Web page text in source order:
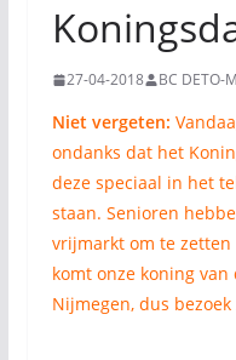
27-04-2018 BC DETO-
Niet vergeten:
ondanks dat het
deze speciaal in het
staan. Senioren
vrijmarkt om te
komt onze koning van
Nijmegen, dus